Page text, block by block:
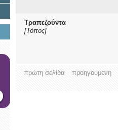
Τραπεζούντα
[Τόπος]
πρώτη σελίδα προηγούμενη